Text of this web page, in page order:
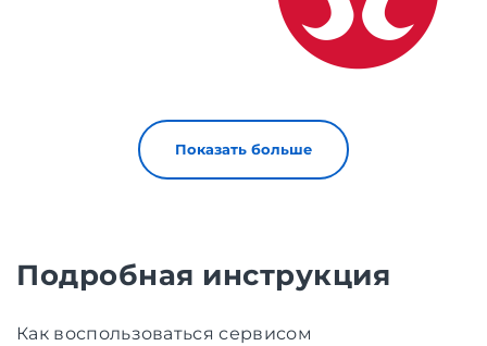
Показать больше
Подробная инструкция
Как воспользоваться сервисом